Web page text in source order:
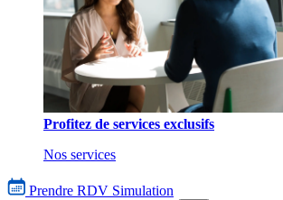
Profitez de services exclusifs
Nos services
Prendre RDV Simulation